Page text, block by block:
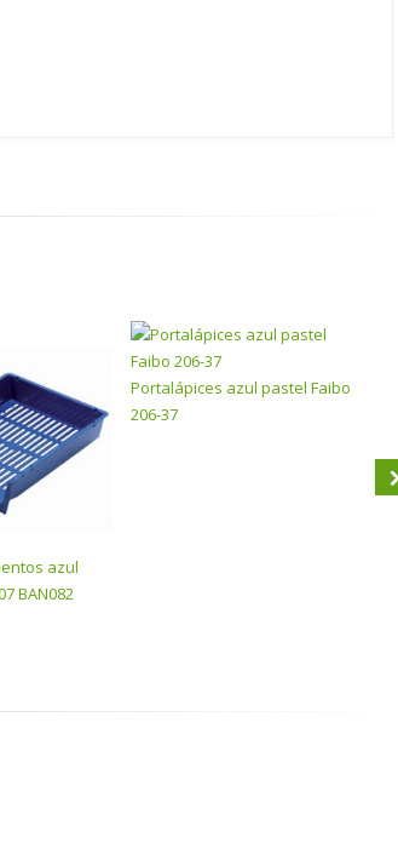
azul
BAN082
Portalápices azul pastel Faibo
206-37